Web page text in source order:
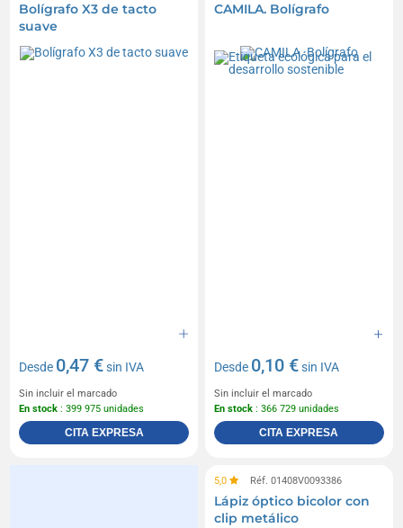
Bolígrafo X3 de tacto
suave
Desde 0,47 €sin IVA
Sin incluir el marcado
En stock : 399 975 unidades
CITA EXPRESA
CAMILA. Bolígrafo
Desde 0,10 €sin IVA
Sin incluir el marcado
En stock : 366 729 unidades
CITA EXPRESA
5,0 Réf. 01408V0093386
Lápiz óptico bicolor con
clip metálico